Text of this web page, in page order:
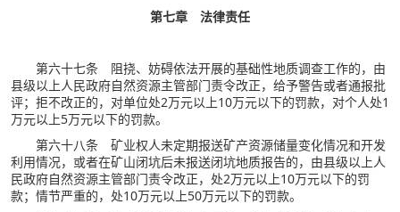
第七章 法律责任
第六十七条 阻挠、妨碍依法开展的基础性地质调查工作的，由
县级以上人民政府自然资源主管部门责令改正，给予警告或者通报批
评；拒不改正的，对单位处2万元以上10万元以下的罚款，对个人处1
万元以上5万元以下的罚款。
第六十八条 矿业权人未定期报送矿产资源储量变化情况和开发
利用情况，或者在矿山闭坑后未报送闭坑地质报告的，由县级以上人
民政府自然资源主管部门责令改正，处2万元以上10万元以下的罚
款；情节严重的，处10万元以上50万元以下的罚款。